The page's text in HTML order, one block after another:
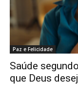
Paz e Felicidade
Saúde
que Deus